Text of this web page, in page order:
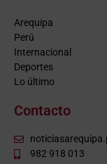
Arequipa
Perú
Internacional
Deportes
Lo último
Contacto
982 918 013